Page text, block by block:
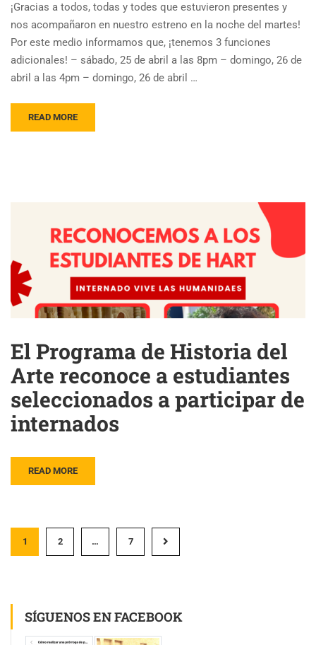
¡Gracias a todos, todas y todes que estuvieron presentes y
nos acompañaron en nuestro estreno en la noche del martes!
Por este medio informamos que, ¡tenemos 3 funciones
adicionales! – sábado, 25 de abril a las 8pm – ⁠domingo, 26 de
abril a las 4pm – ⁠domingo, 26 de abril …
READ MORE
El Programa de Historia del
Arte reconoce a estudiantes
seleccionados a participar de
internados
READ MORE
1 2 … 7
SÍGUENOS EN FACEBOOK